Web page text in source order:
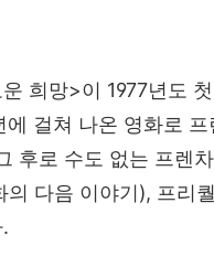
희망>이 1977년도
에 걸쳐 나온 영화로
후로 수도 없는 프렌
의 다음 이야기), 프리퀄
.